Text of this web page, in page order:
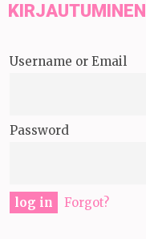
KIRJAUTUMINEN
Username or Email
Password
Forgot?